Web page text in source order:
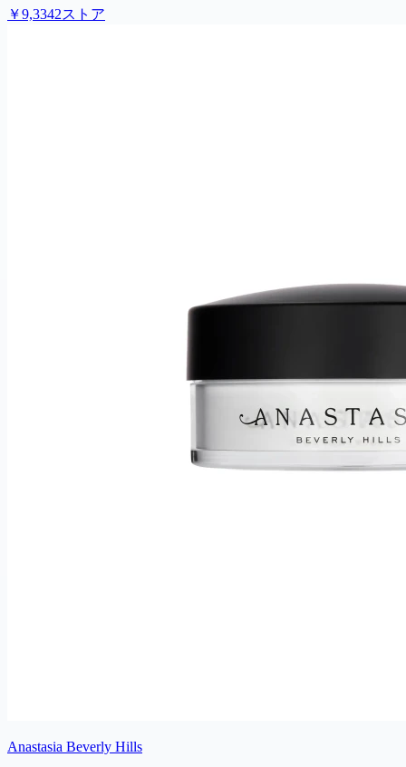
￥9,3342ストア
Anastasia Beverly Hills